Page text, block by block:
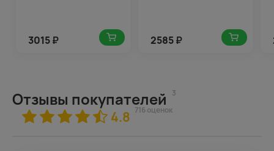
3015₽ 2585₽
Отзывы покупателей 3
4.8 716 оценок